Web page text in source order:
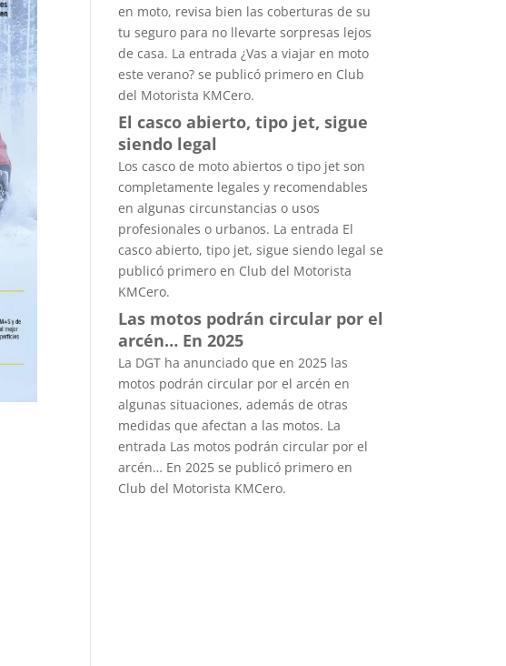
en moto, revisa bien las coberturas de su
tu seguro para no llevarte sorpresas lejos
de casa. La entrada ¿Vas a viajar en moto
este verano? se publicó primero en Club
del Motorista KMCero.
El casco abierto, tipo jet, sigue
siendo legal
Los casco de moto abiertos o tipo jet son
completamente legales y recomendables
en algunas circunstancias o usos
profesionales o urbanos. La entrada El
casco abierto, tipo jet, sigue siendo legal se
publicó primero en Club del Motorista
KMCero.
Las motos podrán circular por el
arcén… En 2025
La DGT ha anunciado que en 2025 las
motos podrán circular por el arcén en
algunas situaciones, además de otras
medidas que afectan a las motos. La
entrada Las motos podrán circular por el
arcén… En 2025 se publicó primero en
Club del Motorista KMCero.